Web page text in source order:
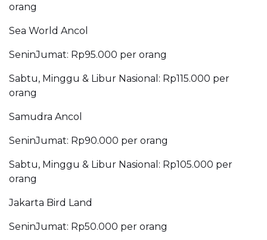
orang
Sea World Ancol
SeninJumat: Rp95.000 per orang
Sabtu, Minggu & Libur Nasional: Rp115.000 per
orang
Samudra Ancol
SeninJumat: Rp90.000 per orang
Sabtu, Minggu & Libur Nasional: Rp105.000 per
orang
Jakarta Bird Land
SeninJumat: Rp50.000 per orang